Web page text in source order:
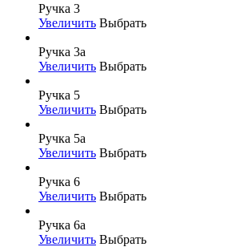
Ручка 3
Увеличить Выбрать
Ручка 3а
Увеличить Выбрать
Ручка 5
Увеличить Выбрать
Ручка 5а
Увеличить Выбрать
Ручка 6
Увеличить Выбрать
Ручка 6а
Увеличить Выбрать